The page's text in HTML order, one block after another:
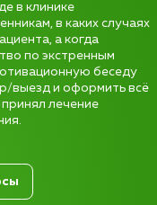
в клинике
в каких случаях
а когда
по экстренным
беседу
выезд и оформить всё
лечение